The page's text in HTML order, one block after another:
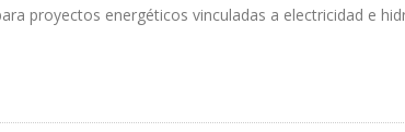
proyectos energéticos vinculadas a electricidad e